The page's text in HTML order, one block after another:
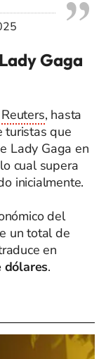
Gaga
Reuters, hasta
turistas que
Lady Gaga en
lo cual supera
inicialmente.
del
un total de
en
dólares.